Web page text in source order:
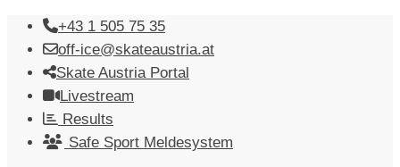
Skip
content
+43 1 505 75 35
off-ice@skateaustria.at
Skate Austria Portal
Livestream
Results
Safe Sport Meldesystem